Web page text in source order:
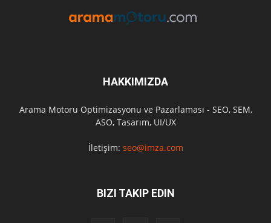
HAKKIMIZDA
Arama Motoru Optimizasyonu ve Pazarlaması - SEO, SEM,
ASO, Tasarım, UI/UX
İletişim: seo@imza.com
BIZI TAKIP EDIN